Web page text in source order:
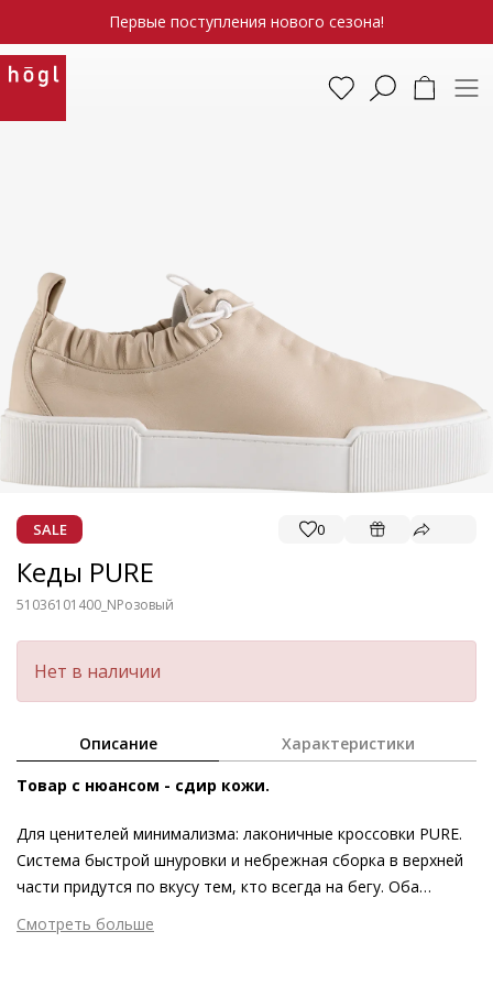
Первые поступления нового сезона!
SALE 0
Кеды PURE
51036101400_NРозовый
Нет в наличии
Описание Характеристики
Товар с нюансом - сдир кожи.
Для ценителей минимализма: лаконичные кроссовки PURE.
Система быстрой шнуровки и небрежная сборка в верхней
части придутся по вкусу тем, кто всегда на бегу. Оба
элемента задают тон всему дизайну, однако они также
позволяют сэкономить время – ведь благодаря ним
Смотреть больше